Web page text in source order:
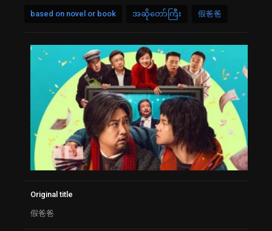
based on novel or book အဆိုတော်ကြီး 假爸爸
Original title
假爸爸